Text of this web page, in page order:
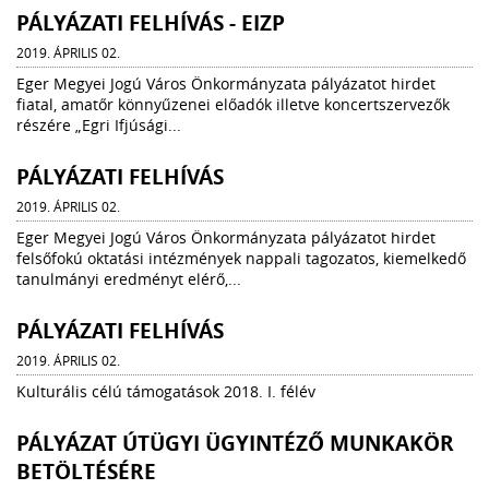
PÁLYÁZATI FELHÍVÁS - EIZP
2019. ÁPRILIS 02.
Eger Megyei Jogú Város Önkormányzata pályázatot hirdet
fiatal, amatőr könnyűzenei előadók illetve koncertszervezők
részére „Egri Ifjúsági...
PÁLYÁZATI FELHÍVÁS
2019. ÁPRILIS 02.
Eger Megyei Jogú Város Önkormányzata pályázatot hirdet
felsőfokú oktatási intézmények nappali tagozatos, kiemelkedő
tanulmányi eredményt elérő,...
PÁLYÁZATI FELHÍVÁS
2019. ÁPRILIS 02.
Kulturális célú támogatások 2018. I. félév
PÁLYÁZAT ÚTÜGYI ÜGYINTÉZŐ MUNKAKÖR
BETÖLTÉSÉRE